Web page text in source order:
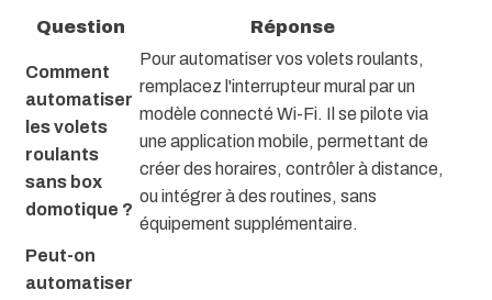
Question Réponse
Comment
automatiser
les volets
roulants
sans box
domotique ?
Pour automatiser vos volets roulants,
remplacez l'interrupteur mural par un
modèle connecté Wi-Fi. Il se pilote via
une application mobile, permettant de
créer des horaires, contrôler à distance,
ou intégrer à des routines, sans
équipement supplémentaire.
Peut-on
automatiser